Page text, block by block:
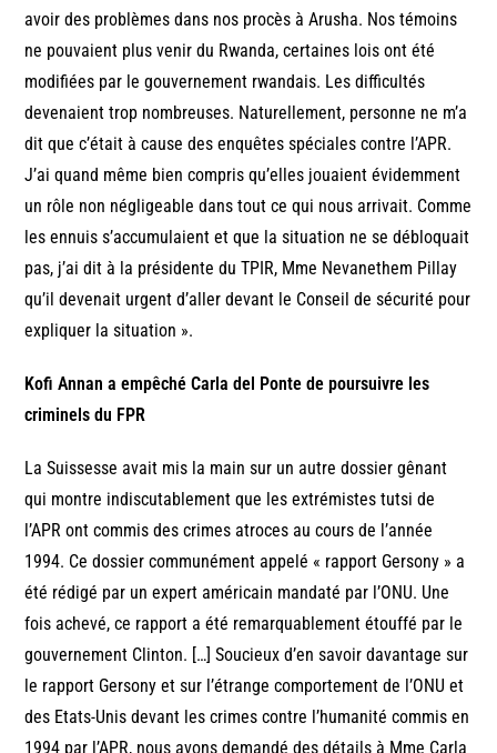
avoir des problèmes dans nos procès à Arusha. Nos témoins
ne pouvaient plus venir du Rwanda, certaines lois ont été
modifiées par le gouvernement rwandais. Les difficultés
devenaient trop nombreuses. Naturellement, personne ne m’a
dit que c’était à cause des enquêtes spéciales contre l’APR.
J’ai quand même bien compris qu’elles jouaient évidemment
un rôle non négligeable dans tout ce qui nous arrivait. Comme
les ennuis s’accumulaient et que la situation ne se débloquait
pas, j’ai dit à la présidente du TPIR, Mme Nevanethem Pillay
qu’il devenait urgent d’aller devant le Conseil de sécurité pour
expliquer la situation ».
Kofi Annan a empêché Carla del Ponte de poursuivre les
criminels du FPR
La Suissesse avait mis la main sur un autre dossier gênant
qui montre indiscutablement que les extrémistes tutsi de
l’APR ont commis des crimes atroces au cours de l’année
1994. Ce dossier communément appelé « rapport Gersony » a
été rédigé par un expert américain mandaté par l’ONU. Une
fois achevé, ce rapport a été remarquablement étouffé par le
gouvernement Clinton. […] Soucieux d’en savoir davantage sur
le rapport Gersony et sur l’étrange comportement de l’ONU et
des Etats-Unis devant les crimes contre l’humanité commis en
1994 par l’APR, nous avons demandé des détails à Mme Carla